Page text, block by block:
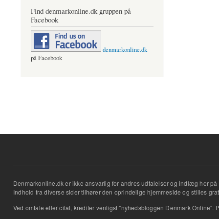
Find denmarkonline.dk gruppen på
Facebook
denmarkonline.dk
på Facebook
Denmarkonline.dk er ikke ansvarlig for andres udtalelser og indlæg her på
Indhold fra diverse sider tilhører den oprindelige hjemmeside og stilles
Ved omtale eller citat, krediter venligst "nyhedsbloggen Denmark Online".